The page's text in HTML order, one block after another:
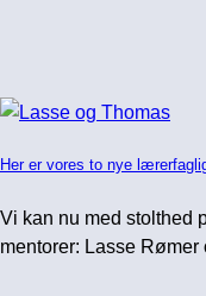
Her er vores to nye
Vi kan nu med stolthed
mentorer: Lasse Rømer